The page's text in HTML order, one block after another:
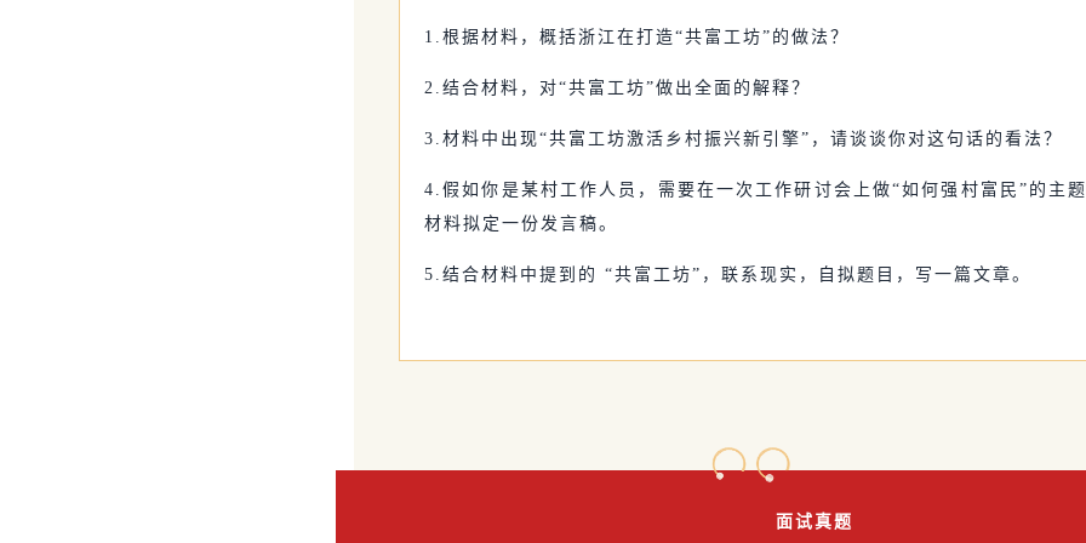
1.根据材料，概括浙江在打造“共富工坊”的做法？
2.结合材料，对“共富工坊”做出全面的解释？
3.材料中出现“共富工坊激活乡村振兴新引擎”，请谈谈你对这句话的看法？
4.假如你是某村工作人员，需要在一次工作研讨会上做“如何强村富民”的主
材料拟定一份发言稿。
5.结合材料中提到的 “共富工坊”，联系现实，自拟题目，写一篇文章。
面试真题